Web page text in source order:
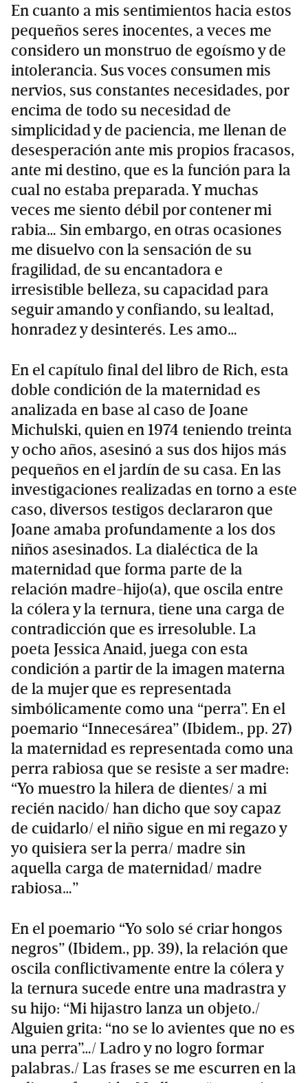
En cuanto a mis sentimientos hacia estos
pequeños seres inocentes, a veces me
considero un monstruo de egoísmo y de
intolerancia. Sus voces consumen mis
nervios, sus constantes necesidades, por
encima de todo su necesidad de
simplicidad y de paciencia, me llenan de
desesperación ante mis propios fracasos,
ante mi destino, que es la función para la
cual no estaba preparada. Y muchas
veces me siento débil por contener mi
rabia… Sin embargo, en otras ocasiones
me disuelvo con la sensación de su
fragilidad, de su encantadora e
irresistible belleza, su capacidad para
seguir amando y confiando, su lealtad,
honradez y desinterés. Les amo…
En el capítulo final del libro de Rich, esta
doble condición de la maternidad es
analizada en base al caso de Joane
Michulski, quien en 1974 teniendo treinta
y ocho años, asesinó a sus dos hijos más
pequeños en el jardín de su casa. En las
investigaciones realizadas en torno a este
caso, diversos testigos declararon que
Joane amaba profundamente a los dos
niños asesinados. La dialéctica de la
maternidad que forma parte de la
relación madre-hijo(a), que oscila entre
la cólera y la ternura, tiene una carga de
contradicción que es irresoluble. La
poeta Jessica Anaid, juega con esta
condición a partir de la imagen materna
de la mujer que es representada
simbólicamente como una “perra”. En el
poemario “Innecesárea” (Ibidem., pp. 27)
la maternidad es representada como una
perra rabiosa que se resiste a ser madre:
“Yo muestro la hilera de dientes/ a mi
recién nacido/ han dicho que soy capaz
de cuidarlo/ el niño sigue en mi regazo y
yo quisiera ser la perra/ madre sin
aquella carga de maternidad/ madre
rabiosa…”
En el poemario “Yo solo sé criar hongos
negros” (Ibidem., pp. 39), la relación que
oscila conflictivamente entre la cólera y
la ternura sucede entre una madrastra y
su hijo: “Mi hijastro lanza un objeto./
Alguien grita: “no se lo avientes que no es
una perra”…/ Ladro y no logro formar
palabras./ Las frases se me escurren en la